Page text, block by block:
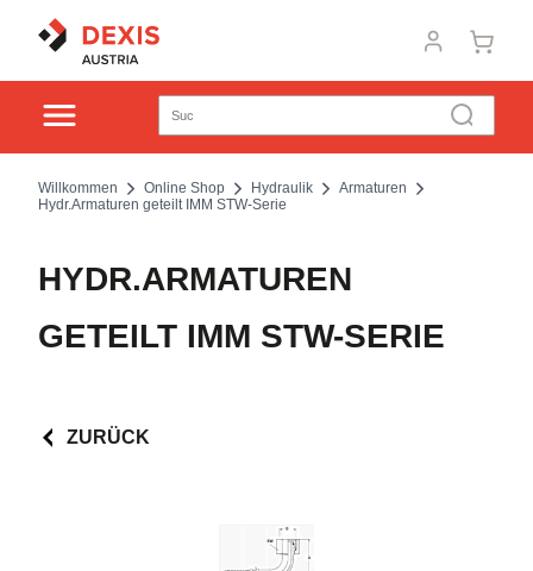
Willkommen Online Shop Hydraulik
Armaturen
Hydr.Armaturen geteilt IMM STW-Serie
HYDR.ARMATUREN
GETEILT IMM STW-SERIE
ZURÜCK